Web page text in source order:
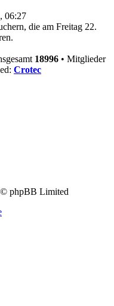
06:27
die am Freitag 22.
18996 • Mitglieder
Crotec
phpBB Limited